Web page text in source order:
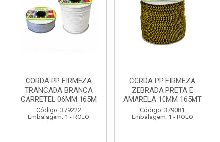
CORDA PP FIRMEZA
TRANCADA BRANCA
CARRETEL 06MM 165M
Código: 379222
Embalagem: 1 - ROLO
CORDA PP FIRMEZA
ZEBRADA PRETA E
AMARELA 10MM 165MT
Código: 379081
Embalagem: 1 - ROLO